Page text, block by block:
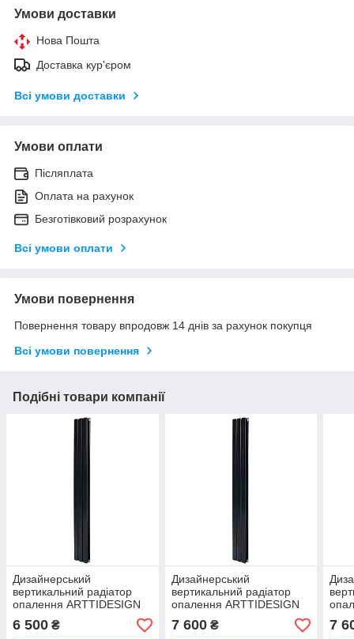
Умови доставки
Нова Пошта
Доставка кур'єром
Всі умови доставки
Умови оплати
Післяплата
Оплата на рахунок
Безготівковий розрахунок
Всі умови оплати
Умови повернення
Повернення товару впродовж 14 днів за рахунок покупця
Всі умови повернення
Подібні товари компанії
Дизайнерський
вертикальний радіатор
опалення ARTTIDESIGN
Livorno II 3/1600/204/50
чорний матовий.
6 500 ₴
Дизайнерський
вертикальний радіатор
опалення ARTTIDESIGN
Livorno II 3/2000/204/50
чорний матовий.
7 600₴ 7